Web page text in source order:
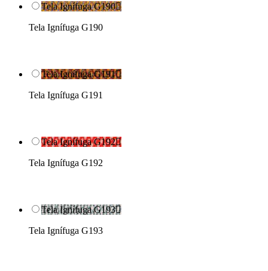
Tela Ignífuga G190
Tela Ignífuga G190
Tela Ignífuga G191
Tela Ignífuga G191
Tela Ignífuga G192
Tela Ignífuga G192
Tela Ignífuga G193
Tela Ignífuga G193